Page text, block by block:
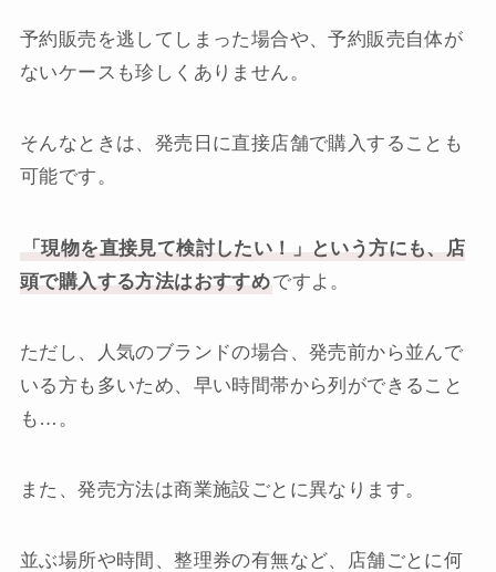
予約販売を逃してしまった場合や、予約販売自体が
ないケースも珍しくありません。
そんなときは、発売日に直接店舗で購入することも
可能です。
「現物を直接見て検討したい！」という方にも、店
頭で購入する方法はおすすめですよ。
ただし、人気のブランドの場合、発売前から並んで
いる方も多いため、早い時間帯から列ができること
も…。
また、発売方法は商業施設ごとに異なります。
並ぶ場所や時間、整理券の有無など、店舗ごとに何